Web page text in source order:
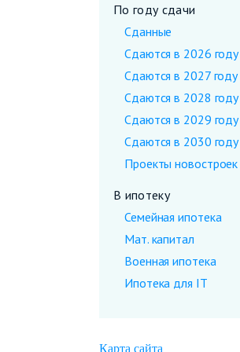
По году сдачи
Сданные
Сдаются в 2026 году
Сдаются в 2027 году
Сдаются в 2028 году
Сдаются в 2029 году
Сдаются в 2030 году
Проекты новостроек
В ипотеку
Семейная ипотека
Мат. капитал
Военная ипотека
Ипотека для IT
Карта сайта